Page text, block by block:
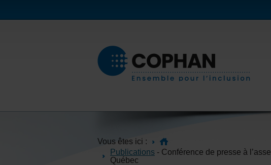
Vous êtes ici :
Publications - Conférence de presse à
Québec